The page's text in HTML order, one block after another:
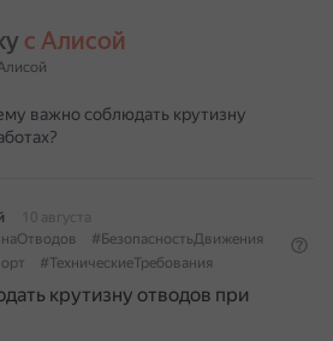
с Алисой
важно соблюдать крутизну
10 августа
#БезопасностьДвижения
#ТехническиеТребования
крутизну отводов при